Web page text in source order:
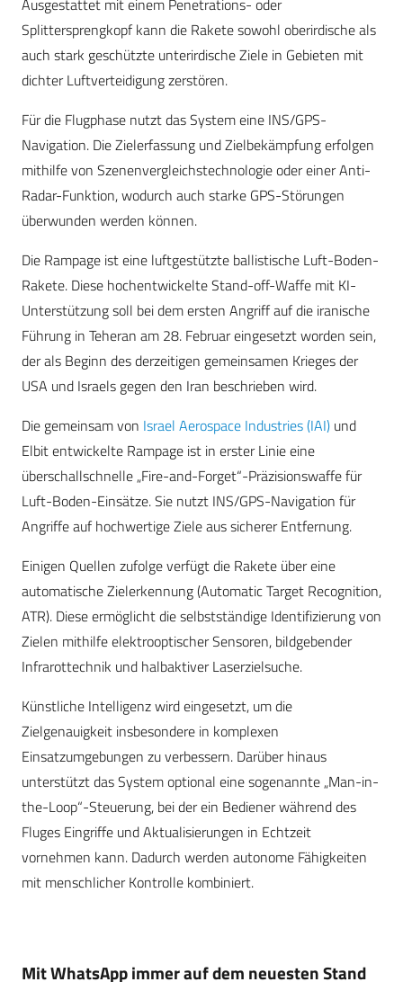
Ausgestattet mit einem Penetrations- oder
Splittersprengkopf kann die Rakete sowohl oberirdische als
auch stark geschützte unterirdische Ziele in Gebieten mit
dichter Luftverteidigung zerstören.
Für die Flugphase nutzt das System eine INS/GPS-
Navigation. Die Zielerfassung und Zielbekämpfung erfolgen
mithilfe von Szenenvergleichstechnologie oder einer Anti-
Radar-Funktion, wodurch auch starke GPS-Störungen
überwunden werden können.
Die Rampage ist eine luftgestützte ballistische Luft-Boden-
Rakete. Diese hochentwickelte Stand-off-Waffe mit KI-
Unterstützung soll bei dem ersten Angriff auf die iranische
Führung in Teheran am 28. Februar eingesetzt worden sein,
der als Beginn des derzeitigen gemeinsamen Krieges der
USA und Israels gegen den Iran beschrieben wird.
Die gemeinsam von Israel Aerospace Industries (IAI) und
Elbit entwickelte Rampage ist in erster Linie eine
überschallschnelle „Fire-and-Forget“-Präzisionswaffe für
Luft-Boden-Einsätze. Sie nutzt INS/GPS-Navigation für
Angriffe auf hochwertige Ziele aus sicherer Entfernung.
Einigen Quellen zufolge verfügt die Rakete über eine
automatische Zielerkennung (Automatic Target Recognition,
ATR). Diese ermöglicht die selbstständige Identifizierung von
Zielen mithilfe elektrooptischer Sensoren, bildgebender
Infrarottechnik und halbaktiver Laserzielsuche.
Künstliche Intelligenz wird eingesetzt, um die
Zielgenauigkeit insbesondere in komplexen
Einsatzumgebungen zu verbessern. Darüber hinaus
unterstützt das System optional eine sogenannte „Man-in-
the-Loop“-Steuerung, bei der ein Bediener während des
Fluges Eingriffe und Aktualisierungen in Echtzeit
vornehmen kann. Dadurch werden autonome Fähigkeiten
mit menschlicher Kontrolle kombiniert.
Mit WhatsApp immer auf dem neuesten Stand